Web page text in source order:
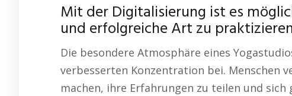
Mit der Digitalisierung ist es
und erfolgreiche Art zu
Die besondere Atmosphäre eines
verbesserten Konzentration bei. Menschen
machen, ihre Erfahrungen zu teilen und